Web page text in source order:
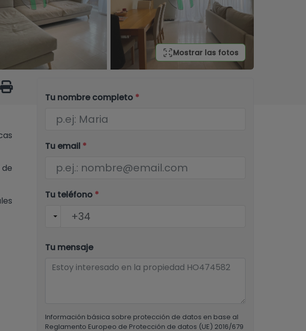
Mostrar las fotos
Tu nombre completo *
Tu email *
Tu teléfono *
Tu mensaje
Información básica sobre protección de datos en base al
Reglamento Europeo de Protección de datos (UE) 2016/679